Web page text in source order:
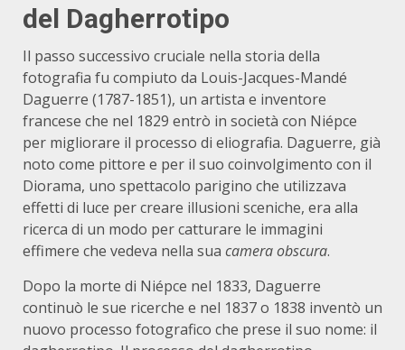
del Dagherrotipo
Il passo successivo cruciale nella storia della
fotografia fu compiuto da Louis-Jacques-Mandé
Daguerre (1787-1851), un artista e inventore
francese che nel 1829 entrò in società con Niépce
per migliorare il processo di eliografia. Daguerre, già
noto come pittore e per il suo coinvolgimento con il
Diorama, uno spettacolo parigino che utilizzava
effetti di luce per creare illusioni sceniche, era alla
ricerca di un modo per catturare le immagini
effimere che vedeva nella sua camera obscura.
Dopo la morte di Niépce nel 1833, Daguerre
continuò le sue ricerche e nel 1837 o 1838 inventò un
nuovo processo fotografico che prese il suo nome: il